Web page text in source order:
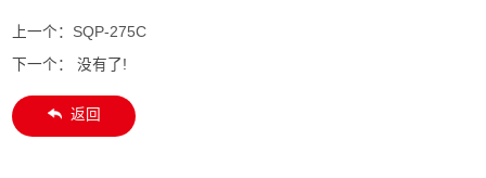
上一个： SQP-275C
下一个： 没有了!
返回